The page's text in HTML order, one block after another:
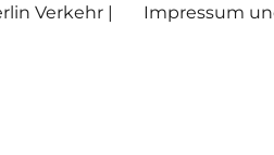
Verkehr | Impressum